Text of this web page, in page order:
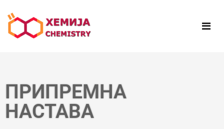
ПРИПРЕМНА
НАСТАВА